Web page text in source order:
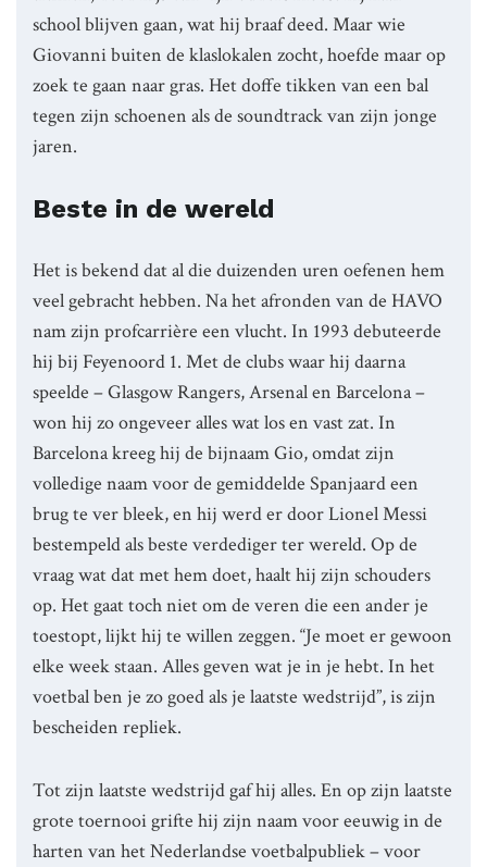
school blijven gaan, wat hij braaf deed. Maar wie
Giovanni buiten de klaslokalen zocht, hoefde maar op
zoek te gaan naar gras. Het doffe tikken van een bal
tegen zijn schoenen als de soundtrack van zijn jonge
jaren.
Beste in de wereld
Het is bekend dat al die duizenden uren oefenen hem
veel gebracht hebben. Na het afronden van de HAVO
nam zijn profcarrière een vlucht. In 1993 debuteerde
hij bij Feyenoord 1. Met de clubs waar hij daarna
speelde – Glasgow Rangers, Arsenal en Barcelona –
won hij zo ongeveer alles wat los en vast zat. In
Barcelona kreeg hij de bijnaam Gio, omdat zijn
volledige naam voor de gemiddelde Spanjaard een
brug te ver bleek, en hij werd er door Lionel Messi
bestempeld als beste verdediger ter wereld. Op de
vraag wat dat met hem doet, haalt hij zijn schouders
op. Het gaat toch niet om de veren die een ander je
toestopt, lijkt hij te willen zeggen. “Je moet er gewoon
elke week staan. Alles geven wat je in je hebt. In het
voetbal ben je zo goed als je laatste wedstrijd”, is zijn
bescheiden repliek.
Tot zijn laatste wedstrijd gaf hij alles. En op zijn laatste
grote toernooi grifte hij zijn naam voor eeuwig in de
harten van het Nederlandse voetbalpubliek – voor